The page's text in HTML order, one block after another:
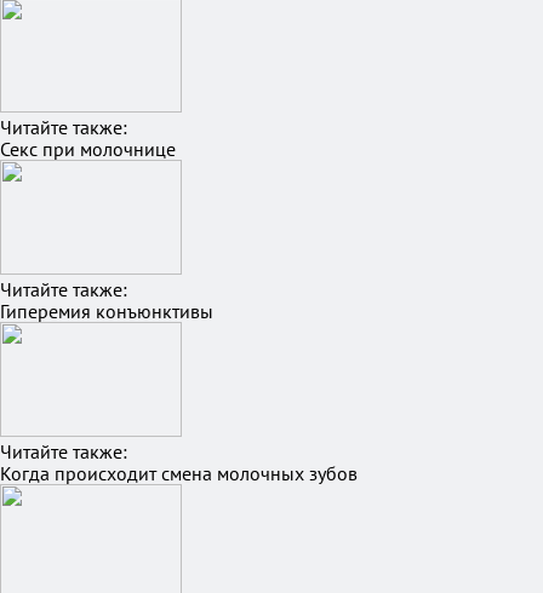
Читайте также:
Секс при молочнице
Читайте также:
Гиперемия конъюнктивы
Читайте также:
Когда происходит смена молочных зубов